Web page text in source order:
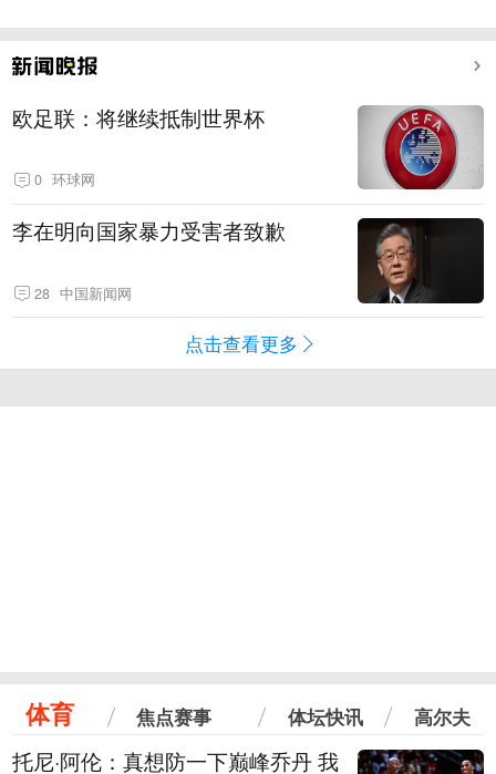
欧足联：将继续抵制世界杯
0 环球网
李在明向国家暴力受害者致歉
28 中国新闻网
点击查看更多
体育 焦点赛事 体坛快讯 高尔夫
托尼·阿伦：真想防一下巅峰乔丹 我